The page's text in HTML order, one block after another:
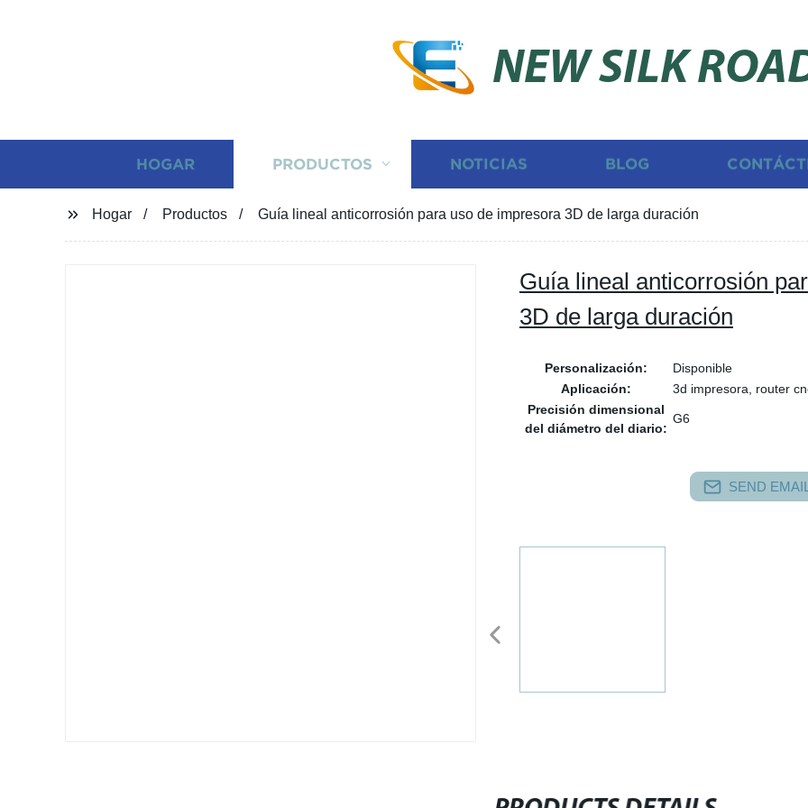
NEW SILK
HOGAR PRODUCTOS NOTICIAS BLOG
Hogar Productos Guía lineal anticorrosión para uso de impresora 3D de larga duración
Guía lineal anticorrosión
3D de larga duración
Personalización:
Disponible
Aplicación:
3d impresora, router
Precisión dimensional
del diámetro del diario:
G6
SEND